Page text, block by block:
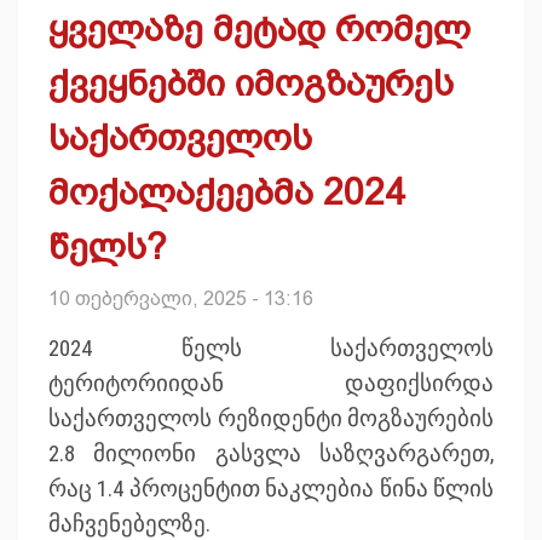
ყველაზე მეტად რომელ
ქვეყნებში იმოგზაურეს
საქართველოს
მოქალაქეებმა 2024
წელს?
10 თებერვალი, 2025 - 13:16
2024 წელს საქართველოს
ტერიტორიიდან დაფიქსირდა
საქართველოს რეზიდენტი მოგზაურების
2.8 მილიონი გასვლა საზღვარგარეთ,
რაც 1.4 პროცენტით ნაკლებია წინა წლის
მაჩვენებელზე.